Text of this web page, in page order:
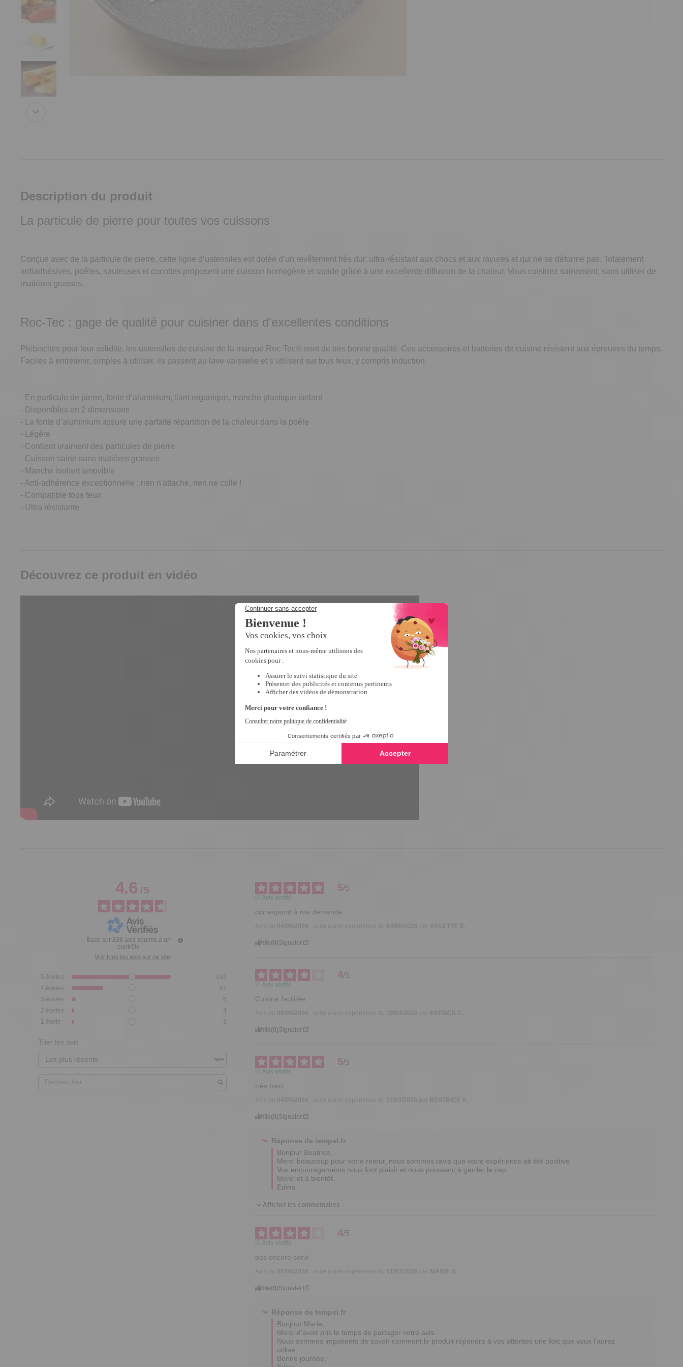
Description du produit
La particule de pierre pour toutes vos cuissons
Conçue avec de la particule de pierre, cette ligne d’ustensiles est dotée d’un revêtement très dur, ultra-résistant aux chocs et aux rayures et qui ne se déforme pas. Totalement
antiadhésives, poêles, sauteuses et cocottes proposent une cuisson homogène et rapide grâce à une excellente diffusion de la chaleur. Vous cuisinez sainement, sans utiliser de
matières grasses.
Roc-Tec : gage de qualité pour cuisiner dans d'excellentes conditions
Plébiscités pour leur solidité, les ustensiles de cuisine de la marque Roc-Tec® sont de très bonne qualité. Ces accessoires et batteries de cuisine résistent aux épreuves du temps.
Faciles à entretenir, simples à utiliser, ils passent au lave-vaisselle et s’utilisent sur tous feux, y compris induction.
- En particule de pierre, fonte d’aluminium, liant organique, manche plastique isolant
- Disponibles en 2 dimensions
- La fonte d’aluminium assure une parfaite répartition de la chaleur dans la poêle
- Légère
- Contient vraiment des particules de pierre
- Cuisson saine sans matières grasses
- Manche isolant amovible
- Anti-adhérence exceptionnelle : rien n'attache, rien ne colle !
- Compatible tous feux
- Ultra résistante
Découvrez ce produit en vidéo
4.6/5
Basé sur 226 avis soumis à un
contrôle
Voir tous les avis sur ce site
5 étoiles
162
4 étoiles
51
3 étoiles
6
2 étoiles
4
1 étoile 3
Trier les avis
5/5
Avis vérifié
correspond à ma demande
Utile(0)Signaler
4/5
Avis vérifié
Cuisine facilitée
Utile(0)Signaler
5/5
Avis vérifié
très bien
04/05/2026 11/03/2026 BEATRICE A.
Utile(0)Signaler
Réponse detempsl.fr
Bonjour Beatrice,
Merci beaucoup pour votre retour, nous sommes ravis que votre expérience ait été positive.
Vos encouragements nous font plaisir et nous poussent à garder le cap.
Merci et à bientôt.
Edina
Afficher les commentaires
4/5
Avis vérifié
pas encore servi
Utile(0)Signaler
Réponse detempsl.fr
Bonjour Marie,
Merci d'avoir pris le temps de partager votre avis.
Nous sommes impatients de savoir comment le produit répondra à vos attentes une fois que vous l'aurez
utilisé.
Bonne journée,